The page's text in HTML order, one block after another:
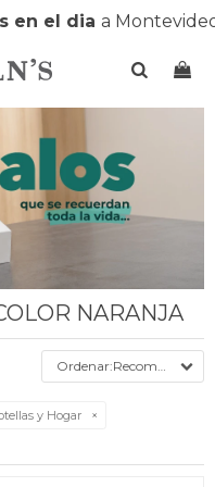
en el diaa Montevideo
NARANJA
Recomendados
y Hogar